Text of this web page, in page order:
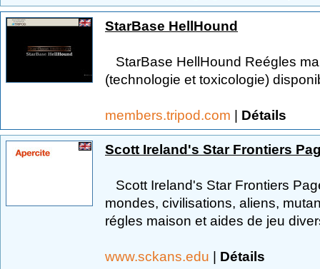
StarBase HellHound
StarBase HellHound Reégles
(technologie et toxicologie)
members.tripod.com | Détails
Scott Ireland's Star Frontiers
Scott Ireland's Star Frontiers
mondes, civilisations, aliens,
régles maison et aides de jeu
www.sckans.edu | Détails